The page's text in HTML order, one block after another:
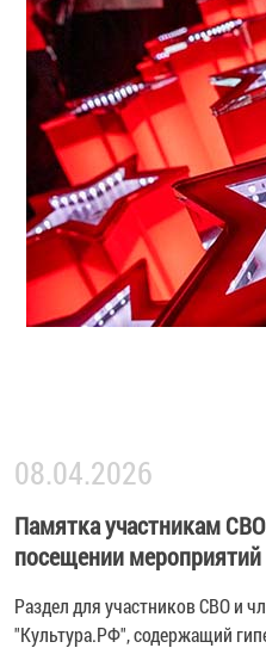
08.04.2026
Памятка участникам
посещении
Раздел для участников СВО и
"Культура.РФ", содержащий